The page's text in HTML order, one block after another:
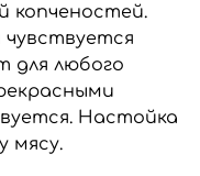
копченостей.
чувствуется
для любого
Настойка
мясу.